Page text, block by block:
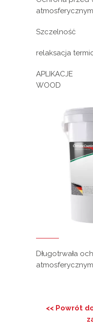
Szczelność
relaksacja
APLIKACJE
WOOD
Długotrwała
<< Powrót